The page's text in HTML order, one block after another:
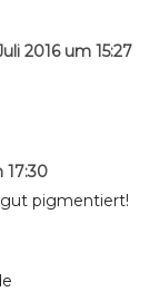
2016 um 15:27
17:30
pigmentiert!